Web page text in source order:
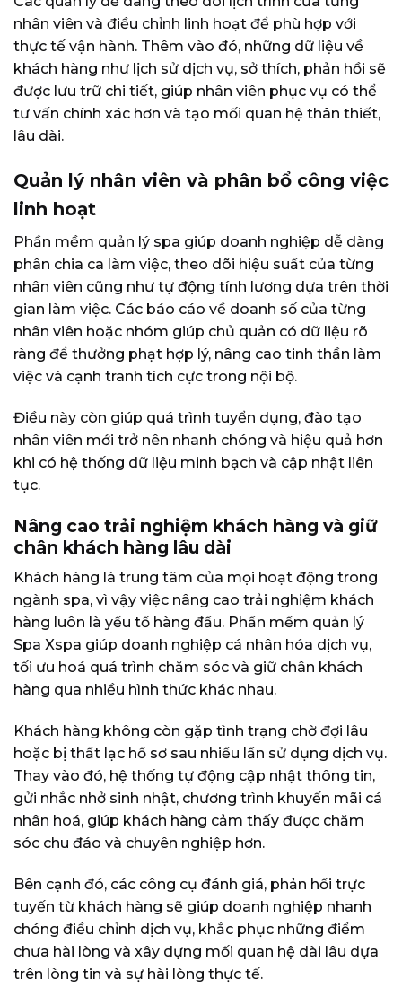
nhân viên và điều chỉnh linh hoạt để phù hợp với
thực tế vận hành. Thêm vào đó, những dữ liệu về
khách hàng như lịch sử dịch vụ, sở thích, phản hồi sẽ
được lưu trữ chi tiết, giúp nhân viên phục vụ có thể
tư vấn chính xác hơn và tạo mối quan hệ thân thiết,
lâu dài.
Quản lý nhân viên và phân bổ công việc
linh hoạt
Phần mềm quản lý spa giúp doanh nghiệp dễ dàng
phân chia ca làm việc, theo dõi hiệu suất của từng
nhân viên cũng như tự động tính lương dựa trên thời
gian làm việc. Các báo cáo về doanh số của từng
nhân viên hoặc nhóm giúp chủ quản có dữ liệu rõ
ràng để thưởng phạt hợp lý, nâng cao tinh thần làm
việc và cạnh tranh tích cực trong nội bộ.
Điều này còn giúp quá trình tuyển dụng, đào tạo
nhân viên mới trở nên nhanh chóng và hiệu quả hơn
khi có hệ thống dữ liệu minh bạch và cập nhật liên
tục.
Nâng cao trải nghiệm khách hàng và giữ
chân khách hàng lâu dài
Khách hàng là trung tâm của mọi hoạt động trong
ngành spa, vì vậy việc nâng cao trải nghiệm khách
hàng luôn là yếu tố hàng đầu. Phần mềm quản lý
Spa Xspa giúp doanh nghiệp cá nhân hóa dịch vụ,
tối ưu hoá quá trình chăm sóc và giữ chân khách
hàng qua nhiều hình thức khác nhau.
Khách hàng không còn gặp tình trạng chờ đợi lâu
hoặc bị thất lạc hồ sơ sau nhiều lần sử dụng dịch vụ.
Thay vào đó, hệ thống tự động cập nhật thông tin,
gửi nhắc nhở sinh nhật, chương trình khuyến mãi cá
nhân hoá, giúp khách hàng cảm thấy được chăm
sóc chu đáo và chuyên nghiệp hơn.
Bên cạnh đó, các công cụ đánh giá, phản hồi trực
tuyến từ khách hàng sẽ giúp doanh nghiệp nhanh
chóng điều chỉnh dịch vụ, khắc phục những điểm
chưa hài lòng và xây dựng mối quan hệ dài lâu dựa
trên lòng tin và sự hài lòng thực tế.